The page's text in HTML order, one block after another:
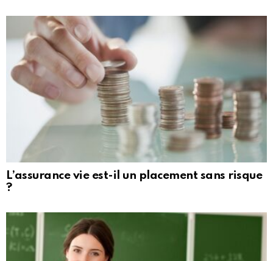
L’assurance vie est-il un placement sans risque
?